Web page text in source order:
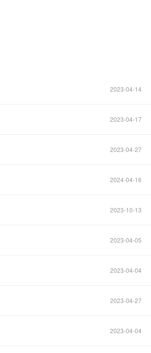
2023-04-14
2023-04-17
2023-04-27
2024-04-16
2023-10-13
2023-04-05
2023-04-04
2023-04-27
2023-04-04